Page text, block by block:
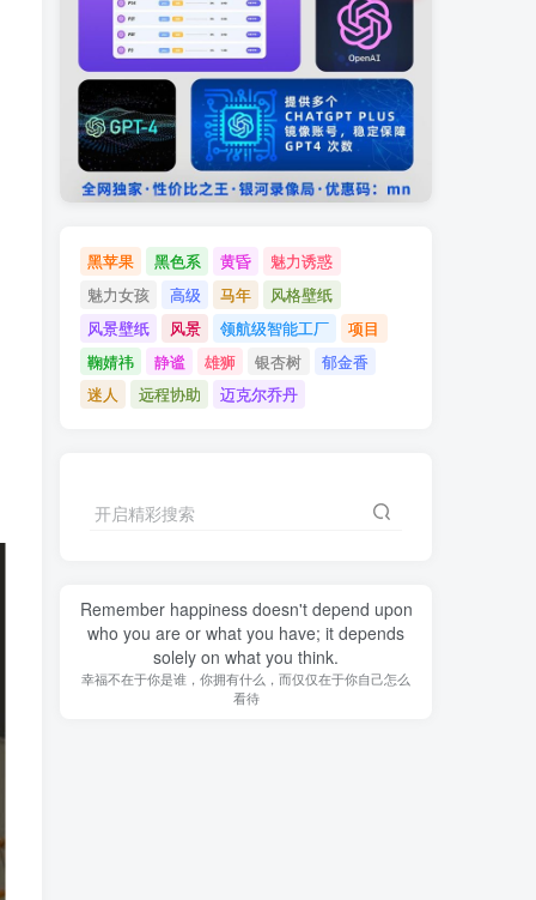
黑苹果 黑色系 黄昏
魅力诱惑
魅力女孩
高级 马年
风格壁纸
风景壁纸
风景 领航级智能工厂
项目
鞠婧祎
静谧 雄狮 银杏树
郁金香
迷人
远程协助 迈克尔乔丹
开启精彩搜索
Remember happiness doesn't depend upon
who you are or what you have; it depends
solely on what you think.
幸福不在于你是谁，你拥有什么，而仅仅在于你自己怎么
看待